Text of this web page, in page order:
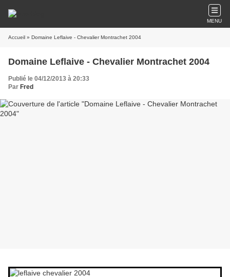
MENU
Accueil » Domaine Leflaive - Chevalier Montrachet 2004
Domaine Leflaive - Chevalier Montrachet 2004
Publié le 04/12/2013 à 20:33
Par Fred